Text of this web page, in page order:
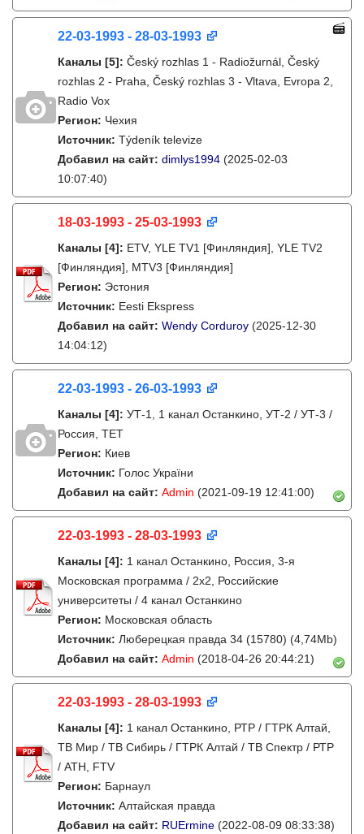
22-03-1993 - 28-03-1993
Каналы [5]: Český rozhlas 1 - Radiožurnál, Český
rozhlas 2 - Praha, Český rozhlas 3 - Vltava, Evropa 2,
Radio Vox
Регион: Чехия
Источник: Týdeník televize
Добавил на сайт: dimlys1994 (2025-02-03
10:07:40)
18-03-1993 - 25-03-1993
Каналы [4]: ETV, YLE TV1 [Финляндия], YLE TV2
[Финляндия], MTV3 [Финляндия]
Регион: Эстония
Источник: Eesti Ekspress
Добавил на сайт: Wendy Corduroy (2025-12-30
14:04:12)
22-03-1993 - 26-03-1993
Каналы [4]: УТ-1, 1 канал Останкино, УТ-2 / УТ-3 /
Россия, ТЕТ
Регион: Киев
Источник: Голос України
Добавил на сайт: Admin (2021-09-19 12:41:00)
22-03-1993 - 28-03-1993
Каналы [4]: 1 канал Останкино, Россия, 3-я
Московская программа / 2x2, Российские
университеты / 4 канал Останкино
Регион: Московская область
Источник: Люберецкая правда 34 (15780) (4,74Mb)
Добавил на сайт: Admin (2018-04-26 20:44:21)
22-03-1993 - 28-03-1993
Каналы [4]: 1 канал Останкино, РТР / ГТРК Алтай,
ТВ Мир / ТВ Сибирь / ГТРК Алтай / ТВ Спектр / РТР
/ АТН, FTV
Регион: Барнаул
Источник: Алтайская правда
Добавил на сайт: RUErmine (2022-08-09 08:33:38)